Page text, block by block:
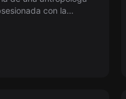
con la
de sus muros?